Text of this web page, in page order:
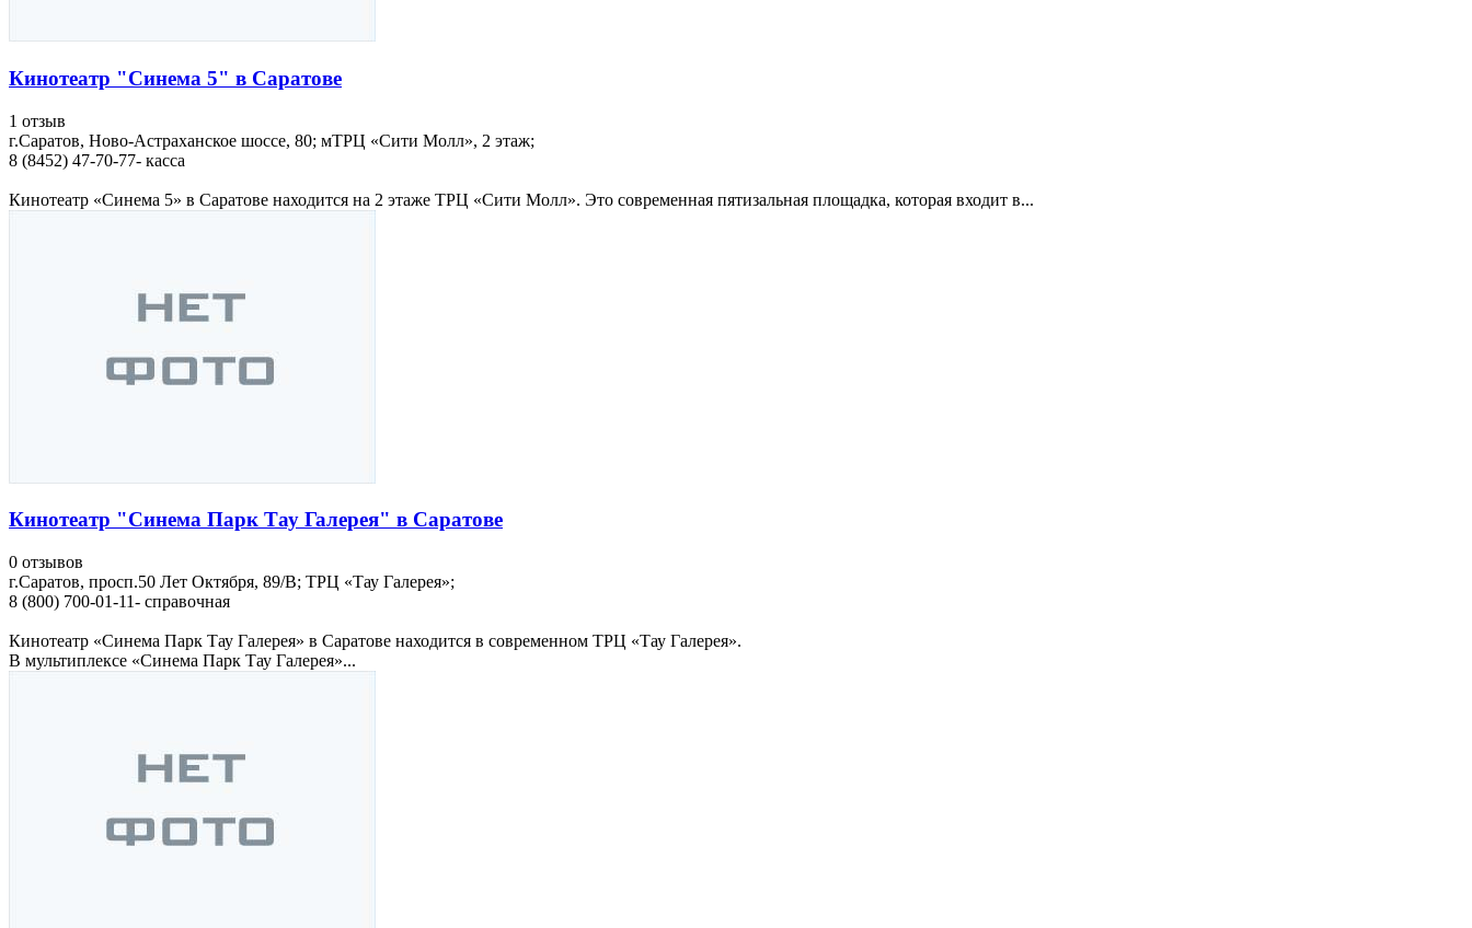
Кинотеатр "Синема 5" в Саратове
1 отзыв
г.Саратов, Ново-Астраханское шоссе, 80; мТРЦ «Сити Молл», 2 этаж;
8 (8452) 47-70-77- касса
Кинотеатр «Синема 5» в Саратове находится на 2 этаже ТРЦ «Сити Молл». Это современная пятизальная площадка, которая входит в...
Кинотеатр "Синема Парк Тау Галерея" в Саратове
0 отзывов
г.Саратов, просп.50 Лет Октября, 89/В; ТРЦ «Тау Галерея»;
8 (800) 700-01-11- справочная
Кинотеатр «Синема Парк Тау Галерея» в Саратове находится в современном ТРЦ «Тау Галерея».
В мультиплексе «Синема Парк Тау Галерея»...